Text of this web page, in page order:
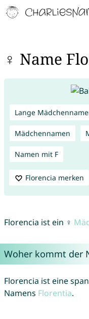
♀ Name
Lange
Mädchennamen
Namen mit F
Florencia merken
Florencia ist ein ♀
Woher kommt der
Florencia ist eine
Namens Florentia.